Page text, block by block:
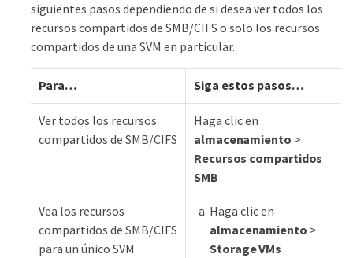
siguientes pasos dependiendo de si desea ver todos los
recursos compartidos de SMB/CIFS o solo los recursos
compartidos de una SVM en particular.
Para…​ Siga estos pasos…​
Ver todos los recursos
compartidos de SMB/CIFS
Haga clic en
almacenamiento >
Recursos compartidos
SMB
Vea los recursos
compartidos de SMB/CIFS
para un único SVM
Haga clic en
almacenamiento >
Storage VMs